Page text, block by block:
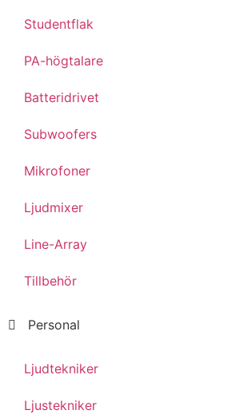
Studentflak
PA-högtalare
Batteridrivet
Subwoofers
Mikrofoner
Ljudmixer
Line-Array
Tillbehör
Personal
Ljudtekniker
Ljustekniker